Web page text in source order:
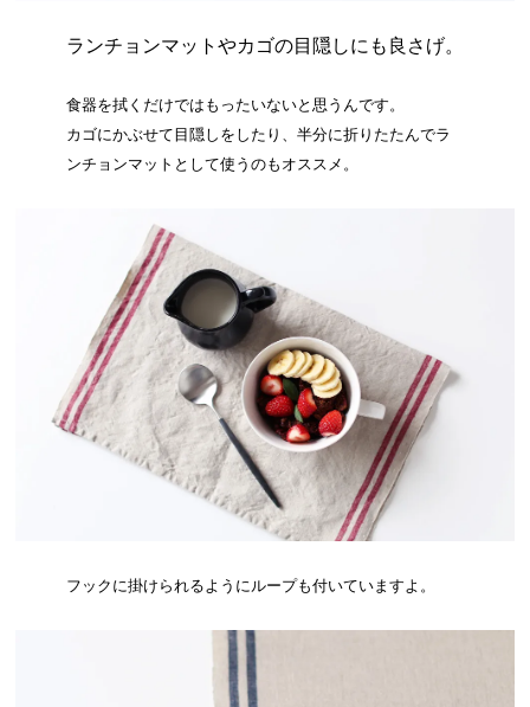
ランチョンマットやカゴの目隠しにも良さげ。
食器を拭くだけではもったいないと思うんです。
カゴにかぶせて目隠しをしたり、半分に折りたたんでラ
ンチョンマットとして使うのもオススメ。
フックに掛けられるようにループも付いていますよ。